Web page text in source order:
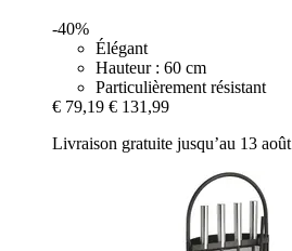
-40%
Élégant
Hauteur : 60 cm
Particulièrement résistant
€ 79,19 € 131,99
Livraison gratuite jusqu’au 13 août